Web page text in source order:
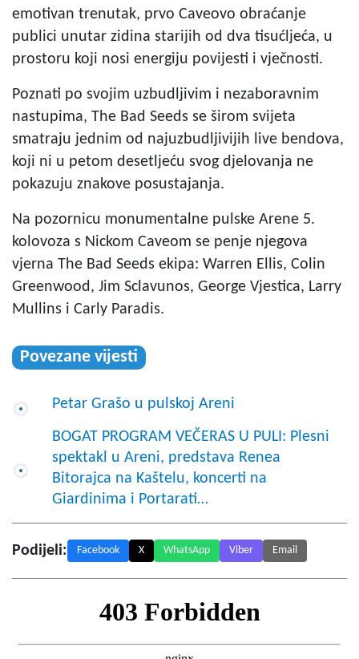
emotivan trenutak, prvo Caveovo obraćanje
publici unutar zidina starijih od dva tisućljeća, u
prostoru koji nosi energiju povijesti i vječnosti.
Poznati po svojim uzbudljivim i nezaboravnim
nastupima, The Bad Seeds se širom svijeta
smatraju jednim od najuzbudljivijih live bendova,
koji ni u petom desetljeću svog djelovanja ne
pokazuju znakove posustajanja.
Na pozornicu monumentalne pulske Arene 5.
kolovoza s Nickom Caveom se penje njegova
vjerna The Bad Seeds ekipa: Warren Ellis, Colin
Greenwood, Jim Sclavunos, George Vjestica, Larry
Mullins i Carly Paradis.
Povezane vijesti
Petar Grašo u pulskoj Areni
BOGAT PROGRAM VEČERAS U PULI: Plesni
spektakl u Areni, predstava Renea
Bitorajca na Kaštelu, koncerti na
Giardinima i Portarati…
Podijeli: Facebook X WhatsApp Viber Email